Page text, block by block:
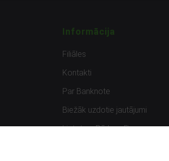
Informācija
Filiāles
Kontakti
Par Banknote
Biežāk uzdotie jautājumi
Lietots – Pārbaudīts